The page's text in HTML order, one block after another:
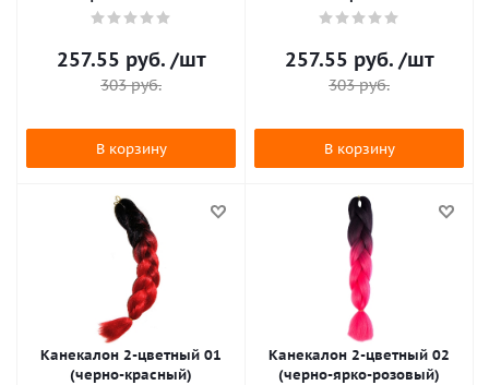
257.55 руб. /шт
303руб.
В корзину
257.55 руб. /шт
303руб.
В корзину
Канекалон 2-цветный 01
(черно-красный)
Канекалон 2-цветный 02
(черно-ярко-розовый)